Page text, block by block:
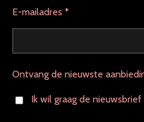
E-mailadres *
Ontvang de nieuwste
Ik wil graag de